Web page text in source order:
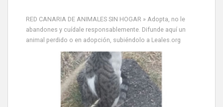
RED CANARIA DE ANIMALES SIN HOGAR » Adopta, no le
abandones y cuídale responsablemente. Difunde aquí un
animal perdido o en adopción, subiéndolo a Leales.org